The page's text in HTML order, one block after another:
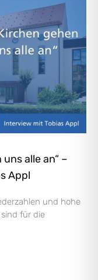
alle an“ –
Appl
und hohe
für die